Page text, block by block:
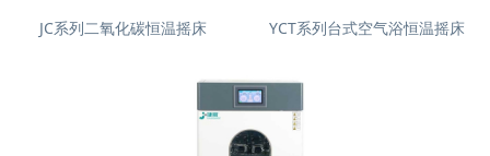
JC系列二氧化碳恒温摇床 YCT系列台式空气浴恒温摇床